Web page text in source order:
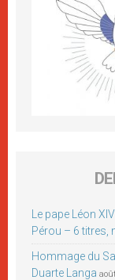
Le pape Léon
Pérou – 6 titres,
Hommage du
Duarte Langa